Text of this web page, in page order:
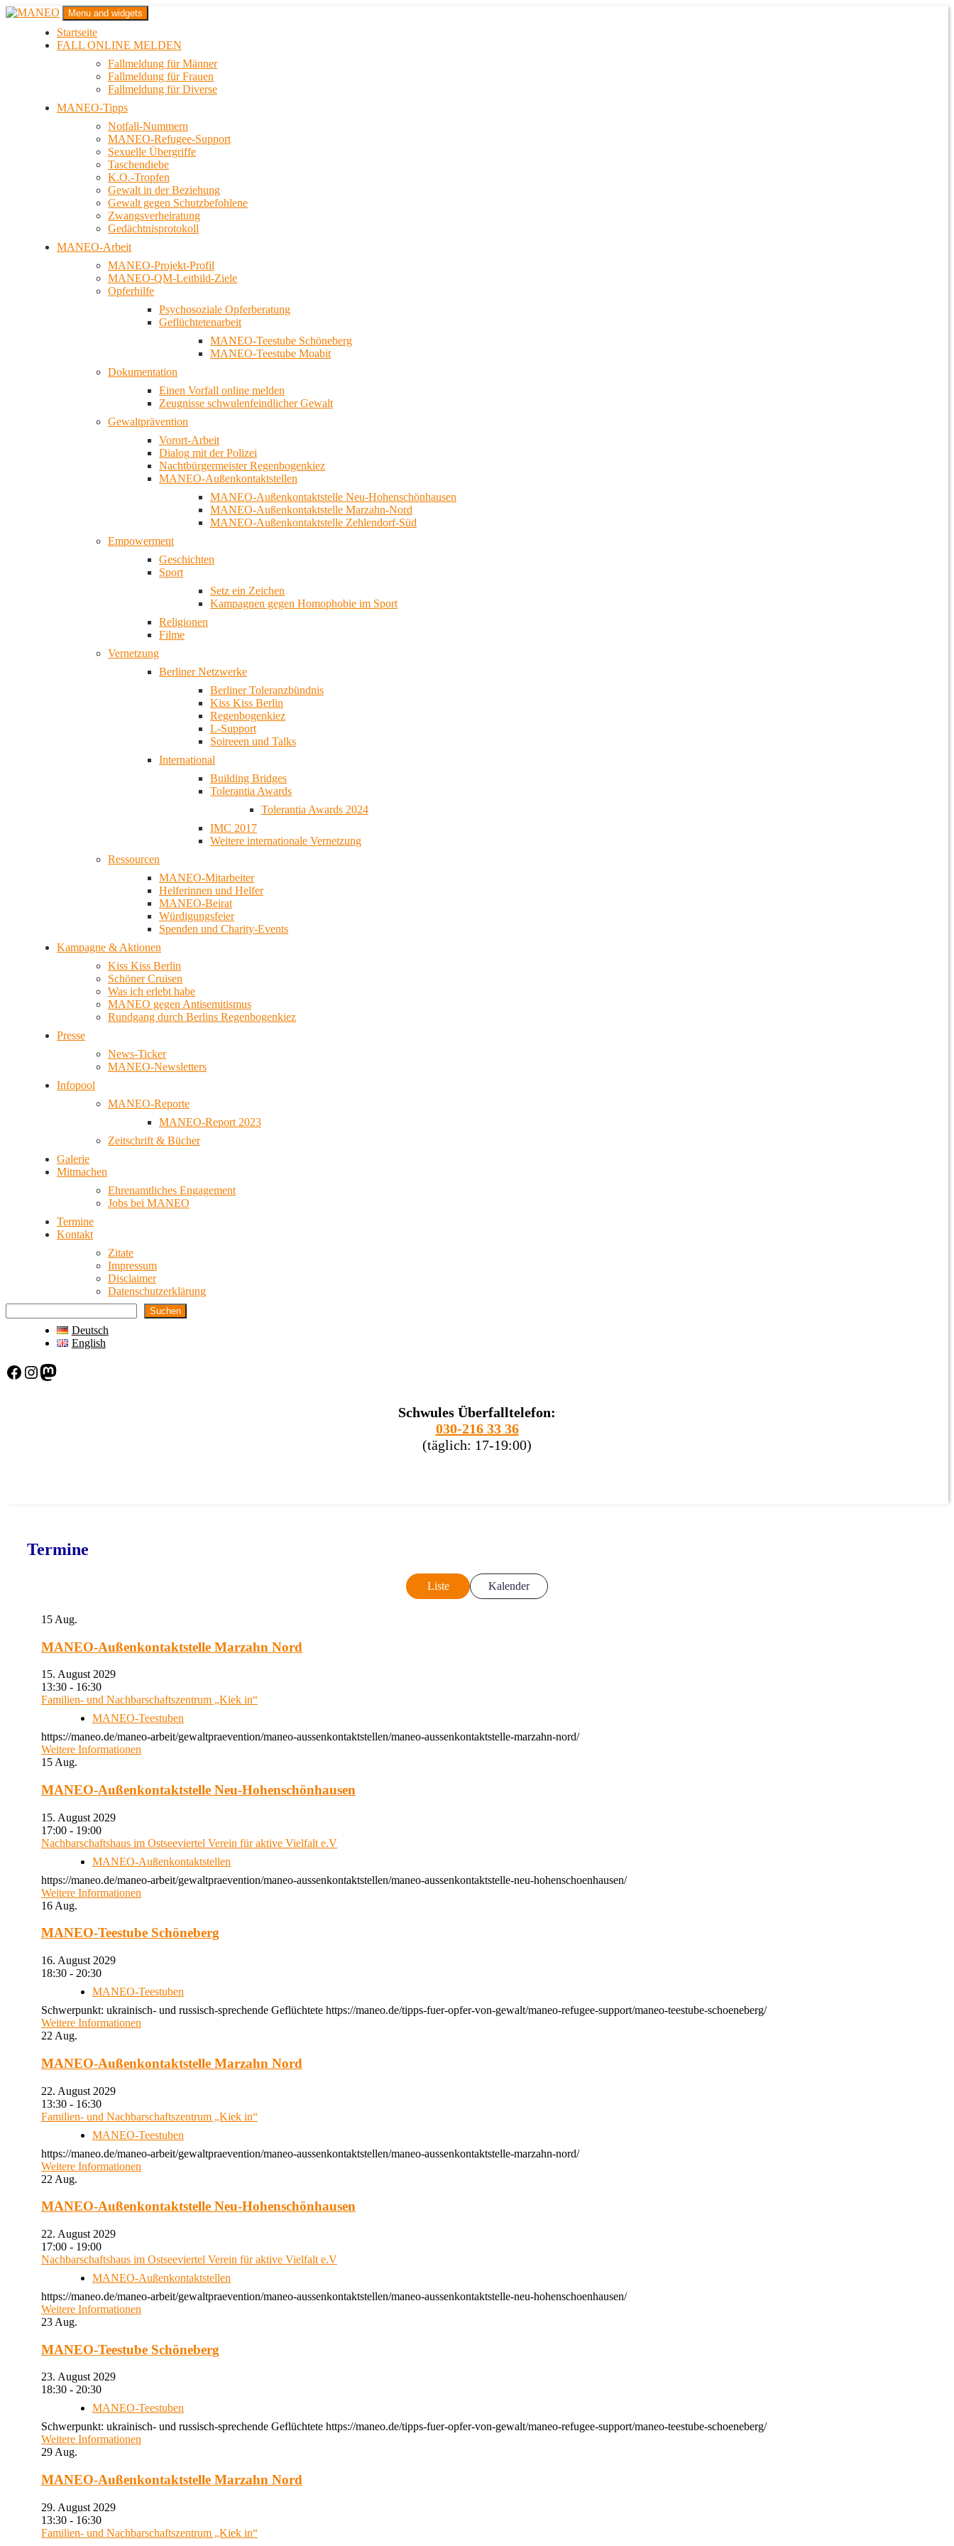
Zum
MANEO
Das schwule Anti-Gewalt-Projekt in Berlin
Menu and widgets
Startseite
FALL ONLINE MELDEN
Fallmeldung für Männer
Fallmeldung für Frauen
Fallmeldung für Diverse
MANEO-Tipps
Notfall-Nummern
MANEO-Refugee-Support
Sexuelle Übergriffe
Taschendiebe
K.O.-Tropfen
Gewalt in der Beziehung
Gewalt gegen Schutzbefohlene
Zwangsverheiratung
Gedächtnisprotokoll
MANEO-Arbeit
MANEO-Projekt-Profil
MANEO-QM-Leitbild-Ziele
Opferhilfe
Psychosoziale Opferberatung
Geflüchtetenarbeit
MANEO-Teestube Schöneberg
MANEO-Teestube Moabit
Dokumentation
Einen Vorfall online melden
Zeugnisse schwulenfeindlicher Gewalt
Gewaltprävention
Vorort-Arbeit
Dialog mit der Polizei
Nachtbürgermeister Regenbogenkiez
MANEO-Außenkontaktstellen
MANEO-Außenkontaktstelle Neu-Hohenschönhausen
MANEO-Außenkontaktstelle Marzahn-Nord
MANEO-Außenkontaktstelle Zehlendorf-Süd
Empowerment
Geschichten
Sport
Setz ein Zeichen
Kampagnen gegen Homophobie im Sport
Religionen
Filme
Vernetzung
Berliner Netzwerke
Berliner Toleranzbündnis
Kiss Kiss Berlin
Regenbogenkiez
L-Support
Soireeen und Talks
International
Building Bridges
Tolerantia Awards
Tolerantia Awards 2024
IMC 2017
Weitere internationale Vernetzung
Ressourcen
MANEO-Mitarbeiter
Helferinnen und Helfer
MANEO-Beirat
Würdigungsfeier
Spenden und Charity-Events
Kampagne & Aktionen
Kiss Kiss Berlin
Schöner Cruisen
Was ich erlebt habe
MANEO gegen Antisemitismus
Rundgang durch Berlins Regenbogenkiez
Presse
News-Ticker
MANEO-Newsletters
Infopool
MANEO-Reporte
MANEO-Report 2023
Zeitschrift & Bücher
Galerie
Mitmachen
Ehrenamtliches Engagement
Jobs bei MANEO
Termine
Kontakt
Zitate
Impressum
Disclaimer
Datenschutzerklärung
Suchen
Deutsch
English
Facebook Instagram Mastodon
Schwules Überfalltelefon:
030-216 33 36
(täglich: 17-19:00)
Termine
Liste Kalender
15 Aug.
MANEO-Außenkontaktstelle Marzahn Nord
15. August 2029
13:30 - 16:30
Familien- und Nachbarschaftszentrum „Kiek in“
MANEO-Teestuben
https://maneo.de/maneo-arbeit/gewaltpraevention/maneo-aussenkontaktstellen/maneo-aussenkontaktstelle-marzahn-nord/
Weitere Informationen
15 Aug.
MANEO-Außenkontaktstelle Neu-Hohenschönhausen
15. August 2029
17:00 - 19:00
Nachbarschaftshaus im Ostseeviertel Verein für aktive Vielfalt e.V
MANEO-Außenkontaktstellen
https://maneo.de/maneo-arbeit/gewaltpraevention/maneo-aussenkontaktstellen/maneo-aussenkontaktstelle-neu-hohenschoenhausen/
Weitere Informationen
16 Aug.
MANEO-Teestube Schöneberg
16. August 2029
18:30 - 20:30
MANEO-Teestuben
Schwerpunkt: ukrainisch- und russisch-sprechende Geflüchtete https://maneo.de/tipps-fuer-opfer-von-gewalt/maneo-refugee-support/maneo-teestube-schoeneberg/
Weitere Informationen
22 Aug.
MANEO-Außenkontaktstelle Marzahn Nord
22. August 2029
13:30 - 16:30
Familien- und Nachbarschaftszentrum „Kiek in“
MANEO-Teestuben
https://maneo.de/maneo-arbeit/gewaltpraevention/maneo-aussenkontaktstellen/maneo-aussenkontaktstelle-marzahn-nord/
Weitere Informationen
22 Aug.
MANEO-Außenkontaktstelle Neu-Hohenschönhausen
22. August 2029
17:00 - 19:00
Nachbarschaftshaus im Ostseeviertel Verein für aktive Vielfalt e.V
MANEO-Außenkontaktstellen
https://maneo.de/maneo-arbeit/gewaltpraevention/maneo-aussenkontaktstellen/maneo-aussenkontaktstelle-neu-hohenschoenhausen/
Weitere Informationen
23 Aug.
MANEO-Teestube Schöneberg
23. August 2029
18:30 - 20:30
MANEO-Teestuben
Schwerpunkt: ukrainisch- und russisch-sprechende Geflüchtete https://maneo.de/tipps-fuer-opfer-von-gewalt/maneo-refugee-support/maneo-teestube-schoeneberg/
Weitere Informationen
29Aug.
MANEO-Außenkontaktstelle Marzahn Nord
29. August 2029
13:30 - 16:30
Familien- und Nachbarschaftszentrum „Kiek in“